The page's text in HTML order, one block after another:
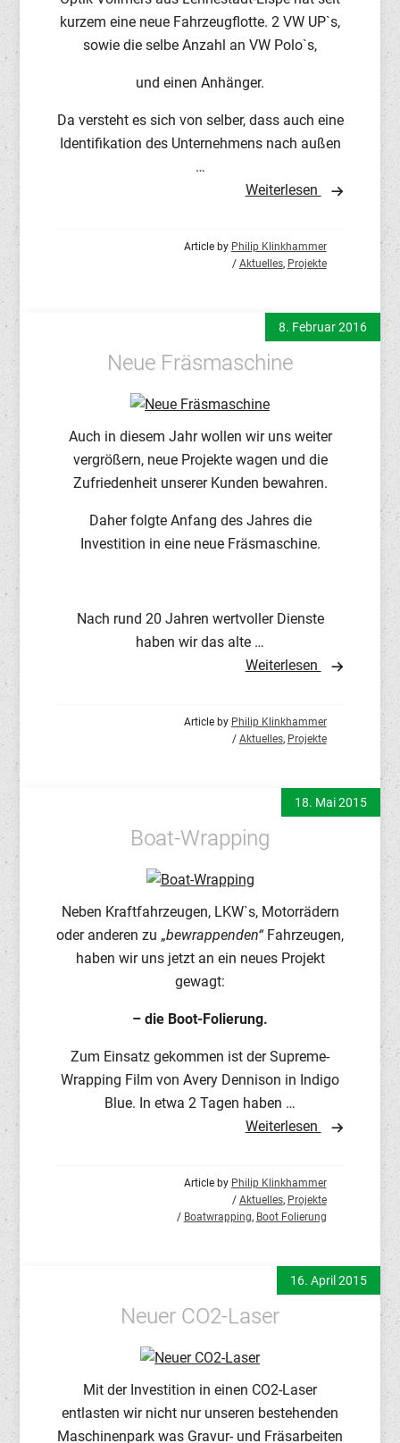
kurzem eine neue Fahrzeugflotte. 2 VW UP`s,
sowie die selbe Anzahl an VW Polo`s,
und einen Anhänger.
Da versteht es sich von selber, dass auch eine
Identifikation des Unternehmens nach außen
…
Weiterlesen
Article by Philip Klinkhammer
/ Aktuelles, Projekte
8. Februar 2016
Neue Fräsmaschine
Auch in diesem Jahr wollen wir uns weiter
vergrößern, neue Projekte wagen und die
Zufriedenheit unserer Kunden bewahren.
Daher folgte Anfang des Jahres die
Investition in eine neue Fräsmaschine.
Nach rund 20 Jahren wertvoller Dienste
haben wir das alte …
Weiterlesen
Article by Philip Klinkhammer
/ Aktuelles, Projekte
18. Mai 2015
Boat-Wrapping
Neben Kraftfahrzeugen, LKW`s, Motorrädern
oder anderen zu „bewrappenden“Fahrzeugen,
haben wir uns jetzt an ein neues Projekt
gewagt:
– die Boot-Folierung.
Zum Einsatz gekommen ist der Supreme-
Wrapping Film von Avery Dennison in Indigo
Blue. In etwa 2 Tagen haben …
Weiterlesen
Article by Philip Klinkhammer
/ Aktuelles, Projekte
/ Boatwrapping, Boot Folierung
16. April 2015
Neuer CO2-Laser
Mit der Investition in einen CO2-Laser
entlasten wir nicht nur unseren bestehenden
Maschinenpark was Gravur- und Fräsarbeiten